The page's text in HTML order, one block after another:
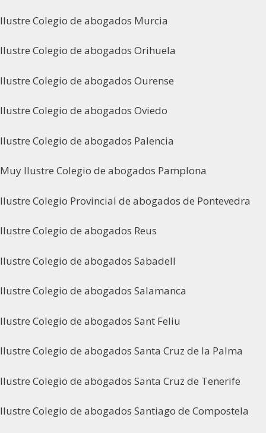
Ilustre Colegio de abogados Murcia
Ilustre Colegio de abogados Orihuela
Ilustre Colegio de abogados Ourense
Ilustre Colegio de abogados Oviedo
Ilustre Colegio de abogados Palencia
Muy Ilustre Colegio de abogados Pamplona
Ilustre Colegio Provincial de abogados de Pontevedra
Ilustre Colegio de abogados Reus
Ilustre Colegio de abogados Sabadell
Ilustre Colegio de abogados Salamanca
Ilustre Colegio de abogados Sant Feliu
Ilustre Colegio de abogados Santa Cruz de la Palma
Ilustre Colegio de abogados Santa Cruz de Tenerife
Ilustre Colegio de abogados Santiago de Compostela